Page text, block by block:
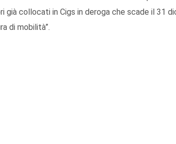
già collocati in Cigs in deroga che scade il 31
di mobilità”.